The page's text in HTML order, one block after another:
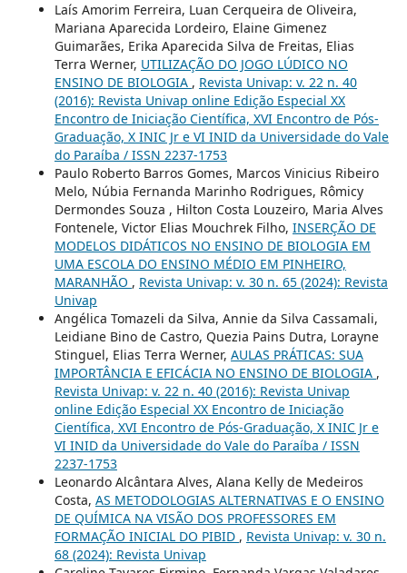
Laís Amorim Ferreira, Luan Cerqueira de Oliveira,
Mariana Aparecida Lordeiro, Elaine Gimenez
Guimarães, Erika Aparecida Silva de Freitas, Elias
Terra Werner, UTILIZAÇÃO DO JOGO LÚDICO NO
ENSINO DE BIOLOGIA , Revista Univap: v. 22 n. 40
(2016): Revista Univap online Edição Especial XX
Encontro de Iniciação Científica, XVI Encontro de Pós-
Graduação, X INIC Jr e VI INID da Universidade do Vale
do Paraíba / ISSN 2237-1753
Paulo Roberto Barros Gomes, Marcos Vinicius Ribeiro
Melo, Núbia Fernanda Marinho Rodrigues, Rômicy
Dermondes Souza , Hilton Costa Louzeiro, Maria Alves
Fontenele, Victor Elias Mouchrek Filho, INSERÇÃO DE
MODELOS DIDÁTICOS NO ENSINO DE BIOLOGIA EM
UMA ESCOLA DO ENSINO MÉDIO EM PINHEIRO,
MARANHÃO , Revista Univap: v. 30 n. 65 (2024): Revista
Univap
Angélica Tomazeli da Silva, Annie da Silva Cassamali,
Leidiane Bino de Castro, Quezia Pains Dutra, Lorayne
Stinguel, Elias Terra Werner, AULAS PRÁTICAS: SUA
IMPORTÂNCIA E EFICÁCIA NO ENSINO DE BIOLOGIA ,
Revista Univap: v. 22 n. 40 (2016): Revista Univap
online Edição Especial XX Encontro de Iniciação
Científica, XVI Encontro de Pós-Graduação, X INIC Jr e
VI INID da Universidade do Vale do Paraíba / ISSN
2237-1753
Leonardo Alcântara Alves, Alana Kelly de Medeiros
Costa, AS METODOLOGIAS ALTERNATIVAS E O ENSINO
DE QUÍMICA NA VISÃO DOS PROFESSORES EM
FORMAÇÃO INICIAL DO PIBID , Revista Univap: v. 30 n.
68 (2024): Revista Univap